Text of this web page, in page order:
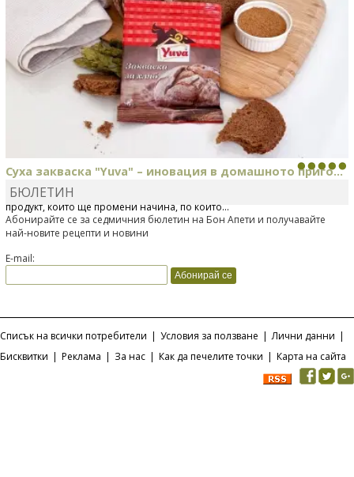
Суха закваска "Yuva" – иновация в домашното приго...
Отскоро Лесафр България стартира предлагането на изцяло нов
продукт, който ще промени начина, по който...
БЮЛЕТИН
Абонирайте се за седмичния бюлетин на Бон Апети и получавайте
най-новите рецепти и новини
E-mail:
Списък на всички потребители | Условия за ползване | Лични данни |
Бисквитки | Реклама | За нас | Как да печелите точки | Карта на сайта